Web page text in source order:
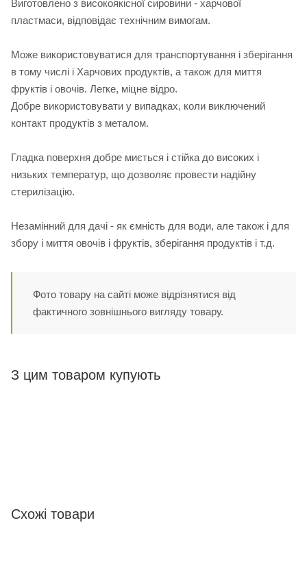
Виготовлено з високоякісної сировини - харчової
пластмаси, відповідає технічним вимогам.
Може використовуватися для транспортування і зберігання
в тому числі і Харчових продуктів, а також для миття
фруктів і овочів. Легке, міцне відро.
Добре використовувати у випадках, коли виключений
контакт продуктів з металом.
Гладка поверхня добре миється і стійка до високих і
низьких температур, що дозволяє провести надійну
стерилізацію.
Незамінний для дачі - як ємність для води, але також і для
збору і миття овочів і фруктів, зберігання продуктів і т.д.
Фото товару на сайті може відрізнятися від
фактичного зовнішнього вигляду товару.
З цим товаром купують
Схожі товари